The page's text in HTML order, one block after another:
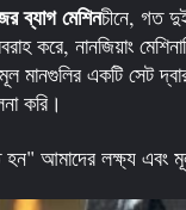
ব্যাগ মেশিনচীনে, গত
করে, নানজিয়াং
মানগুলির একটি সেট
করি।
হন" আমাদের লক্ষ্য এবং